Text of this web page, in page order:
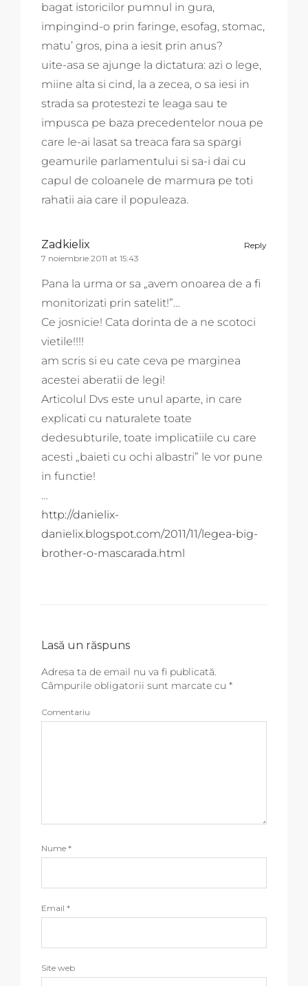
bagat istoricilor pumnul in gura,
impingind-o prin faringe, esofag, stomac,
matu’ gros, pina a iesit prin anus?
uite-asa se ajunge la dictatura: azi o lege,
miine alta si cind, la a zecea, o sa iesi in
strada sa protestezi te leaga sau te
impusca pe baza precedentelor noua pe
care le-ai lasat sa treaca fara sa spargi
geamurile parlamentului si sa-i dai cu
capul de coloanele de marmura pe toti
rahatii aia care il populeaza.
Reply
Zadkielix
7 noiembrie 2011 at 15:43
Pana la urma or sa „avem onoarea de a fi
monitorizati prin satelit!”…
Ce josnicie! Cata dorinta de a ne scotoci
vietile!!!!
am scris si eu cate ceva pe marginea
acestei aberatii de legi!
Articolul Dvs este unul aparte, in care
explicati cu naturalete toate
dedesubturile, toate implicatiile cu care
acesti „baieti cu ochi albastri” le vor pune
in functie!
…
http://danielix-
danielix.blogspot.com/2011/11/legea-big-
brother-o-mascarada.html
Lasă un răspuns
Adresa ta de email nu va fi publicată.
Câmpurile obligatorii sunt marcate cu *
Comentariu
Nume *
Email *
Site web